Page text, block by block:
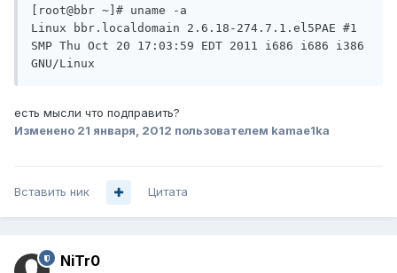
[root@bbr ~]# uname -a
Linux bbr.localdomain 2.6.18-274.7.1.el5PAE #1
SMP Thu Oct 20 17:03:59 EDT 2011 i686 i686 i386
есть мысли что подправить?
Изменено 21 января, 2012 пользователем kamae1ka
Вставить ник Цитата
NiTr0